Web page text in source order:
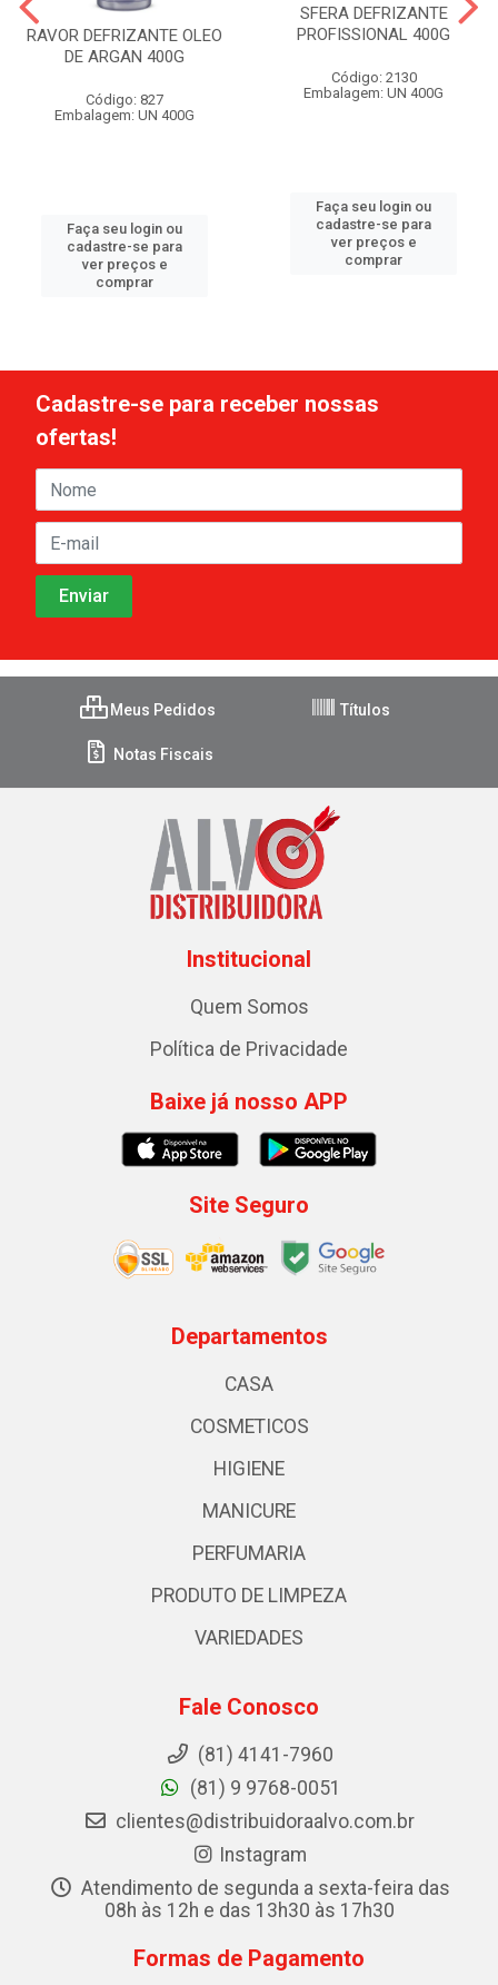
RAVOR DEFRIZANTE OLEO
DE ARGAN 400G
Código: 827
Embalagem: UN 400G
Faça seu login ou
cadastre-se para
ver preços e
comprar
SFERA DEFRIZANTE
PROFISSIONAL 400G
Código: 2130
Embalagem: UN 400G
Faça seu login ou
cadastre-se para
ver preços e
comprar
Cadastre-se para receber nossas
ofertas!
Meus Pedidos Títulos
Notas Fiscais
Institucional
Quem Somos
Política de Privacidade
Baixe já nosso APP
Site Seguro
Departamentos
CASA
COSMETICOS
HIGIENE
MANICURE
PERFUMARIA
PRODUTO DE LIMPEZA
VARIEDADES
Fale Conosco
(81) 4141-7960
(81) 9 9768-0051
clientes@distribuidoraalvo.com.br
Instagram
Atendimento de segunda a sexta-feira das
08h às 12h e das 13h30 às 17h30
Formas de Pagamento